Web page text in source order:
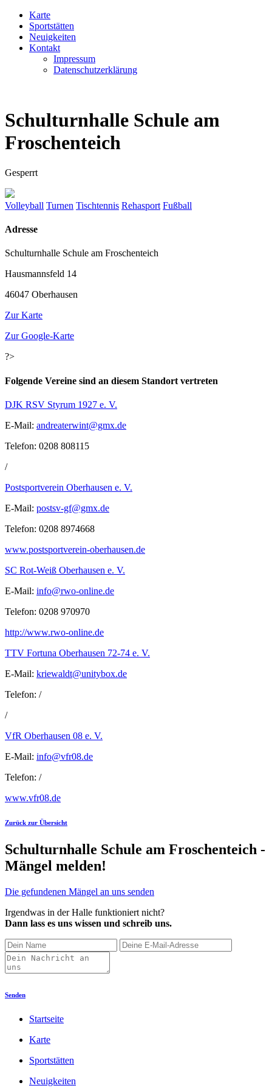
Karte
Sportstätten
Neuigkeiten
Kontakt
Impressum
Datenschutzerklärung
Schulturnhalle Schule am
Froschenteich
Gesperrt
Volleyball Turnen Tischtennis Rehasport Fußball
Adresse
Schulturnhalle Schule am Froschenteich
Hausmannsfeld 14
46047 Oberhausen
Zur Karte
Zur Google-Karte
?>
Folgende Vereine sind an diesem Standort vertreten
DJK RSV Styrum 1927 e. V.
E-Mail: ed.xmg@tniwretaerdna
Telefon: 0208 808115
/
Postsportverein Oberhausen e. V.
E-Mail: ed.xmg@fg-vstsop
Telefon: 0208 8974668
www.postsportverein-oberhausen.de
SC Rot-Weiß Oberhausen e. V.
E-Mail: ed.enilno-owr@ofni
Telefon: 0208 970970
http://www.rwo-online.de
TTV Fortuna Oberhausen 72-74 e. V.
E-Mail: ed.xobytinu@tdlaweirk
Telefon: /
/
VfR Oberhausen 08 e. V.
E-Mail: ed.80rfv@ofni
Telefon: /
www.vfr08.de
Zurück zur Übersicht
Schulturnhalle Schule am Froschenteich -
Mängel melden!
Die gefundenen Mängel an uns senden
Irgendwas in der Halle funktioniert nicht?
Dann lass es uns wissen und schreib uns.
Senden
Startseite
Karte
Sportstätten
Neuigkeiten